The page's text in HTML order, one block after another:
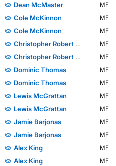
Dean McMaster
MF
Cole McKinnon
MF
Cole McKinnon
MF
Christopher Robert Mochrie
MF
Christopher Robert Mochrie
MF
Dominic Thomas
MF
Dominic Thomas
MF
Lewis McGrattan
MF
Lewis McGrattan
MF
Jamie Barjonas
MF
Jamie Barjonas
MF
Alex King
MF
Alex King
MF